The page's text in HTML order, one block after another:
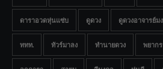
ดาราอวดหุ่นแซ่บ ดูดวง ดูดวงอาจารย์ม
ททท. ทัวร์มาลง ทำนายดวง พยาก